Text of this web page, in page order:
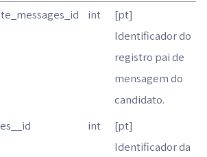
int
[pt]
Identificador do
registro pai de
mensagem do
candidato.
int
[pt]
Identificador da